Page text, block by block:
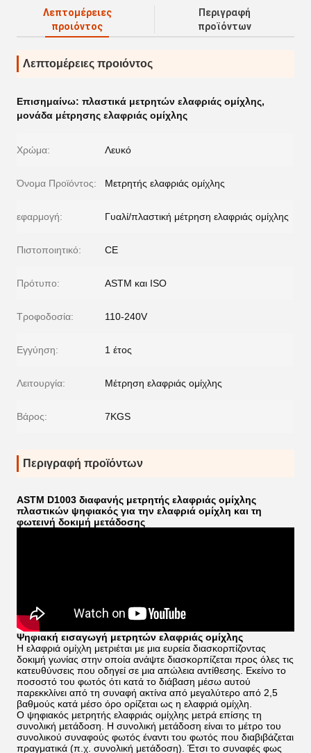
Λεπτομέρειες
προιόντος
Περιγραφή
προϊόντων
Λεπτομέρειες προιόντος
Επισημαίνω: πλαστικά μετρητών ελαφριάς ομίχλης,
μονάδα μέτρησης ελαφριάς ομίχλης
Χρώμα: Λευκό
Όνομα Προϊόντος: Μετρητής ελαφριάς ομίχλης
εφαρμογή: Γυαλί/πλαστική μέτρηση ελαφριάς ομίχλης
Πιστοποιητικό: CE
Πρότυπο: ASTM και ISO
Τροφοδοσία: 110-240V
Εγγύηση: 1 έτος
Λειτουργία: Μέτρηση ελαφριάς ομίχλης
Βάρος: 7KGS
Περιγραφή προϊόντων
ASTM D1003 διαφανής μετρητής ελαφριάς ομίχλης
πλαστικών ψηφιακός για την ελαφριά ομίχλη και τη
φωτεινή δοκιμή μετάδοσης
Ψηφιακή εισαγωγή μετρητών ελαφριάς ομίχλης
Η ελαφριά ομίχλη μετριέται με μια ευρεία διασκορπίζοντας
δοκιμή γωνίας στην οποία ανάψτε διασκορπίζεται προς όλες τις
κατευθύνσεις που οδηγεί σε μια απώλεια αντίθεσης. Εκείνο το
ποσοστό του φωτός ότι κατά το διάβαση μέσω αυτού
παρεκκλίνει από τη συναφή ακτίνα από μεγαλύτερο από 2,5
βαθμούς κατά μέσο όρο ορίζεται ως η ελαφριά ομίχλη.
Ο ψηφιακός μετρητής ελαφριάς ομίχλης μετρά επίσης τη
συνολική μετάδοση. Η συνολική μετάδοση είναι το μέτρο του
συνολικού συναφούς φωτός έναντι του φωτός που διαβιβάζεται
πραγματικά (π.χ. συνολική μετάδοση). Έτσι το συναφές φως